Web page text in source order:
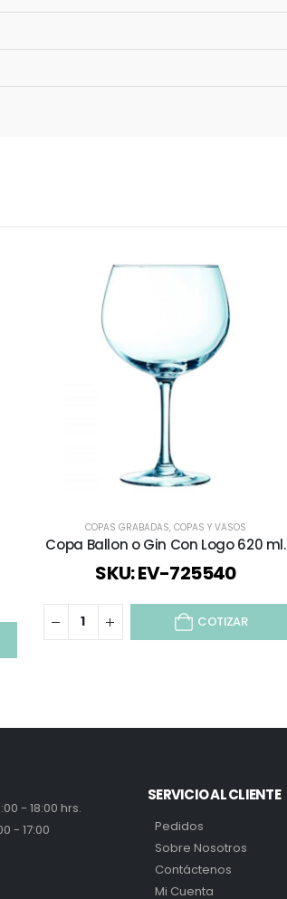
COPAS GRABADAS, COPAS Y VASOS
Copa Ballon o Gin Con Logo 620 ml.
SKU: EV-725540
COTIZAR
- 18:00 hrs.
- 17:00
SERVICIO AL CLIENTE
Pedidos
Sobre Nosotros
Contáctenos
Mi Cuenta